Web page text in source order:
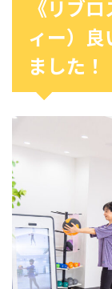
《リブ
ィー）
ました！